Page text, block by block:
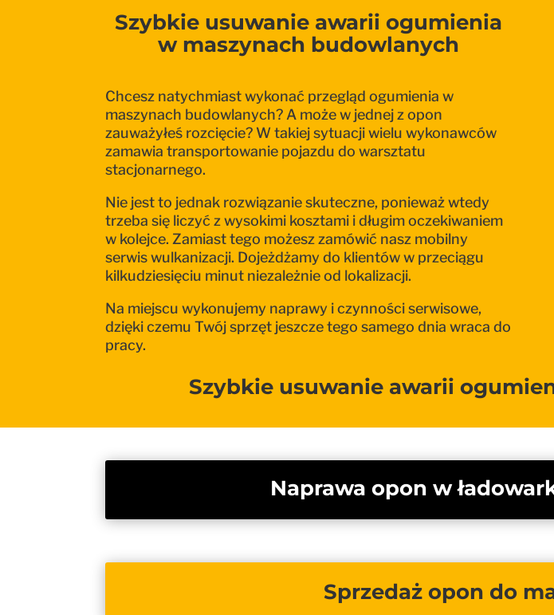
Szybkie usuwanie awarii ogumienia
w maszynach budowlanych
Chcesz natychmiast wykonać przegląd ogumienia w
maszynach budowlanych? A może w jednej z opon
zauważyłeś rozcięcie? W takiej sytuacji wielu wykonawców
zamawia transportowanie pojazdu do warsztatu
stacjonarnego.
Nie jest to jednak rozwiązanie skuteczne, ponieważ wtedy
trzeba się liczyć z wysokimi kosztami i długim oczekiwaniem
w kolejce. Zamiast tego możesz zamówić nasz mobilny
serwis wulkanizacji. Dojeżdżamy do klientów w przeciągu
kilkudziesięciu minut niezależnie od lokalizacji.
Na miejscu wykonujemy naprawy i czynności serwisowe,
dzięki czemu Twój sprzęt jeszcze tego samego dnia wraca do
pracy.
Szybkie usuwanie awarii
Naprawa opon w
Sprzedaż opon do